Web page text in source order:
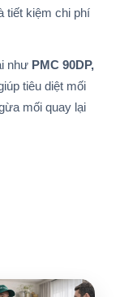
tiết kiệm chi phí
như PMC 90DP,
tiêu diệt mối
mối quay lại